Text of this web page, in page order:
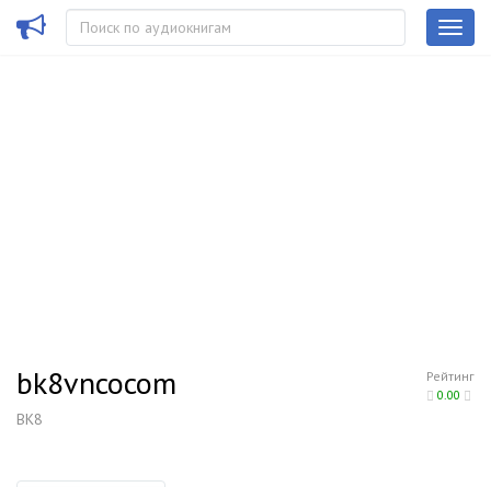
Рейтинг
0.00
bk8vncocom
BK8